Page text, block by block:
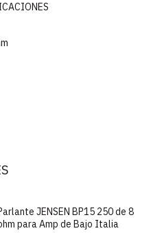
JENSEN BP15 250 de 8
para Amp de Bajo Italia